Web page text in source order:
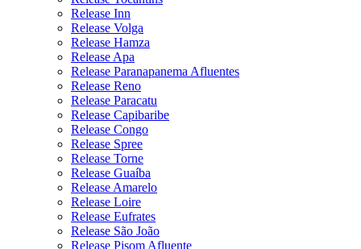
Release Inn
Release Volga
Release Hamza
Release Apa
Release Paranapanema Afluentes
Release Reno
Release Paracatu
Release Capibaribe
Release Congo
Release Spree
Release Torne
Release Guaíba
Release Amarelo
Release Loire
Release Eufrates
Release São João
Release Pisom Afluente